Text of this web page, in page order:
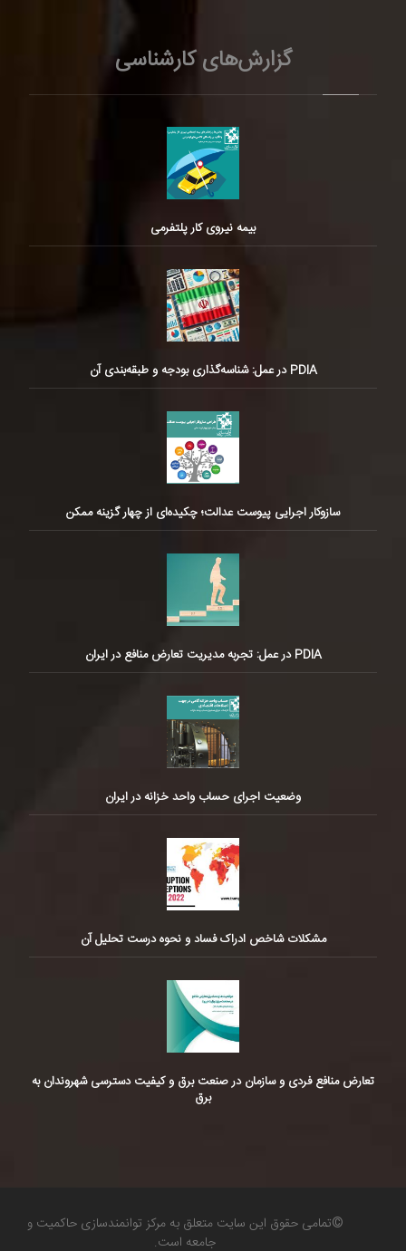
گزارش‌های کارشناسی
بیمه نیروی کار پلتفرمی
PDIA در عمل: شناسه‌گذاری بودجه و طبقه‌بندی آن
سازوکار اجرایی پیوست عدالت؛ چکیده‌ای از چهار گزینه ممکن
PDIA در عمل: تجربه مدیریت تعارض منافع در ایران
وضعیت اجرای حساب واحد خزانه در ایران
مشکلات شاخص ادراک فساد و نحوه درست تحلیل آن
تعارض منافع فردی و سازمان در صنعت برق و کیفیت دسترسی شهروندان به
برق
©تمامی حقوق این سایت متعلق به مرکز توانمندسازی حاکمیت و
جامعه است.